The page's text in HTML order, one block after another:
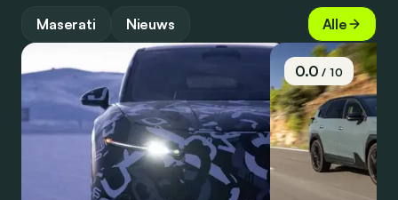
Maserati Nieuws Alle
0.0/ 10